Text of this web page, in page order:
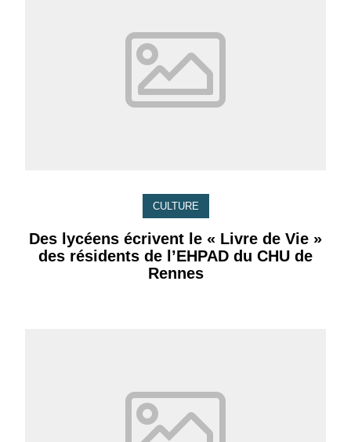
CULTURE
Des lycéens écrivent le « Livre de Vie »
des résidents de l’EHPAD du CHU de
Rennes